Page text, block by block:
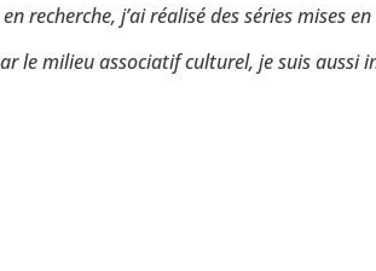
recherche, j’ai réalisé des séries mises
le milieu associatif culturel, je suis aussi